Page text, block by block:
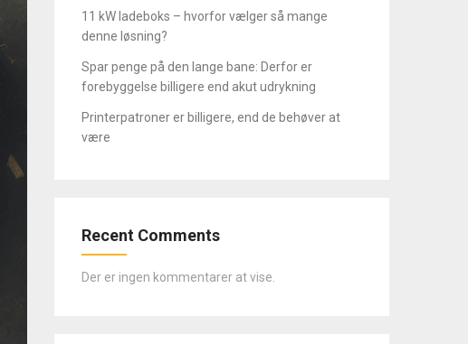
11 kW ladeboks – hvorfor vælger så mange
denne løsning?
Spar penge på den lange bane: Derfor er
forebyggelse billigere end akut udrykning
Printerpatroner er billigere, end de behøver at
være
Recent Comments
Der er ingen kommentarer at vise.